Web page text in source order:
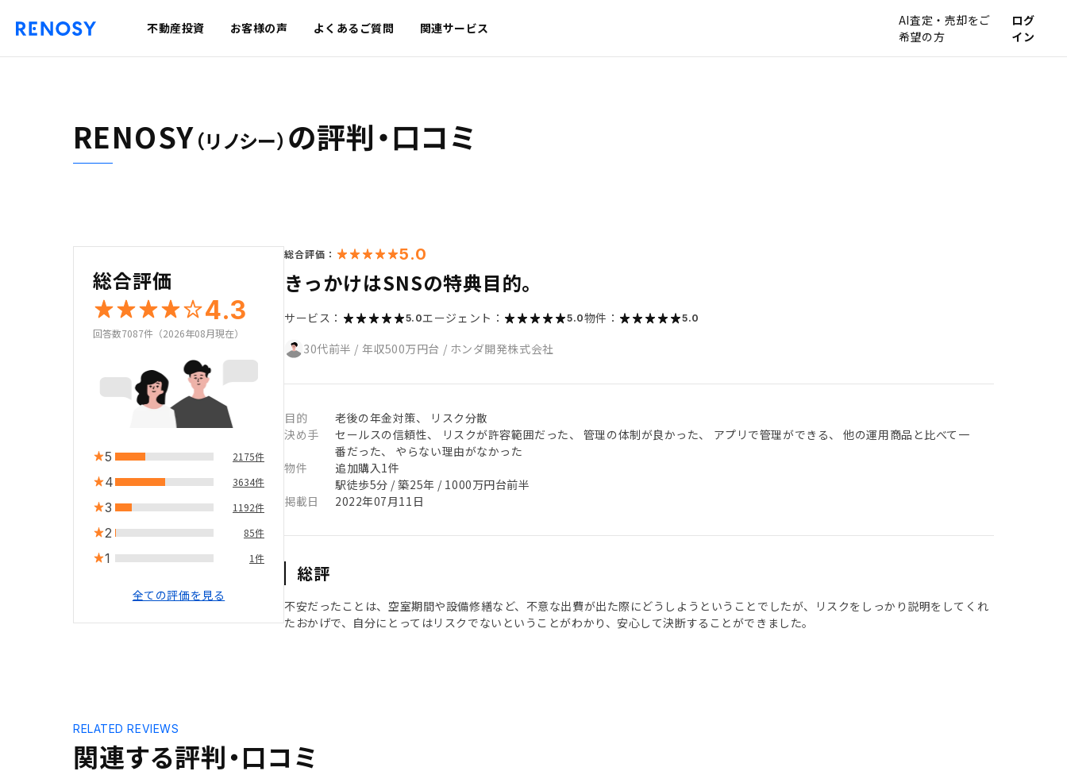
不動産投資 お客様の声 よくあるご質問 関連サービス
AI査定・売却をご
希望の方
ログ
イン
RENOSY（リノシー） の評判・口コミ
総合評価
4.3
回答数7087件（2026年08月現在）
5 2175件
4 3634件
3 1192件
2 85件
1 1件
全ての評価を見る
総合評価： 5.0
きっかけはSNSの特典目的。
サービス： 5.0エージェント： 5.0物件： 5.0
30代前半 / 年収500万円台 / ホンダ開発株式会社
目的
老後の年金対策、 リスク分散
決め手
セールスの信頼性、 リスクが許容範囲だった、 管理の体制が良かった、 アプリで管理ができる、 他の運用商品と比べて一
番だった、 やらない理由がなかった
物件
追加購入1件
駅徒歩5分 / 築25年 / 1000万円台前半
掲載日
2022年07月11日
総評
不安だったことは、空室期間や設備修繕など、不意な出費が出た際にどうしようということでしたが、リスクをしっかり説明をしてくれ
たおかげで、自分にとってはリスクでないということがわかり、安心して決断することができました。
関連する評判・口コミ
RELATED REVIEWS